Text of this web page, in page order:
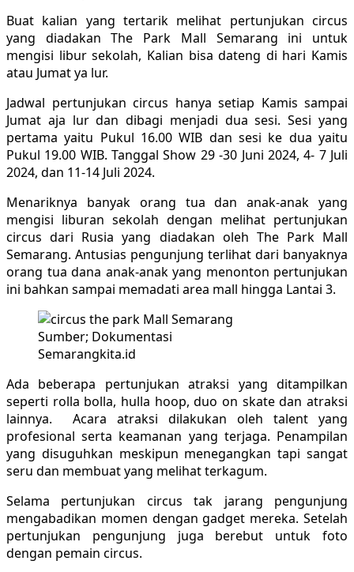
Buat kalian yang tertarik melihat pertunjukan circus
yang diadakan The Park Mall Semarang ini untuk
mengisi libur sekolah, Kalian bisa dateng di hari Kamis
atau Jumat ya lur.
Jadwal pertunjukan circus hanya setiap Kamis sampai
Jumat aja lur dan dibagi menjadi dua sesi. Sesi yang
pertama yaitu Pukul 16.00 WIB dan sesi ke dua yaitu
Pukul 19.00 WIB. Tanggal Show 29 -30 Juni 2024, 4- 7 Juli
2024, dan 11-14 Juli 2024.
Menariknya banyak orang tua dan anak-anak yang
mengisi liburan sekolah dengan melihat pertunjukan
circus dari Rusia yang diadakan oleh The Park Mall
Semarang. Antusias pengunjung terlihat dari banyaknya
orang tua dana anak-anak yang menonton pertunjukan
ini bahkan sampai memadati area mall hingga Lantai 3.
Sumber; Dokumentasi
Semarangkita.id
Ada beberapa pertunjukan atraksi yang ditampilkan
seperti rolla bolla, hulla hoop, duo on skate dan atraksi
lainnya. Acara atraksi dilakukan oleh talent yang
profesional serta keamanan yang terjaga. Penampilan
yang disuguhkan meskipun menegangkan tapi sangat
seru dan membuat yang melihat terkagum.
Selama pertunjukan circus tak jarang pengunjung
mengabadikan momen dengan gadget mereka. Setelah
pertunjukan pengunjung juga berebut untuk foto
dengan pemain circus.